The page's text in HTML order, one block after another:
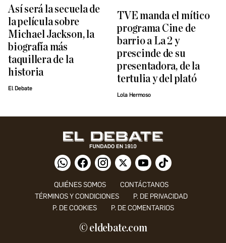
Así será la secuela de
la película sobre
Michael Jackson, la
biografía más
taquillera de la
historia
El Debate
TVE manda el mítico
programa Cine de
barrio a La 2 y
prescinde de su
presentadora, de la
tertulia y del plató
Lola Hermoso
QUIÉNES SOMOS
CONTÁCTANOS
TÉRMINOS Y CONDICIONES
P. DE PRIVACIDAD
P. DE COOKIES
P. DE COMENTARIOS
© eldebate.com